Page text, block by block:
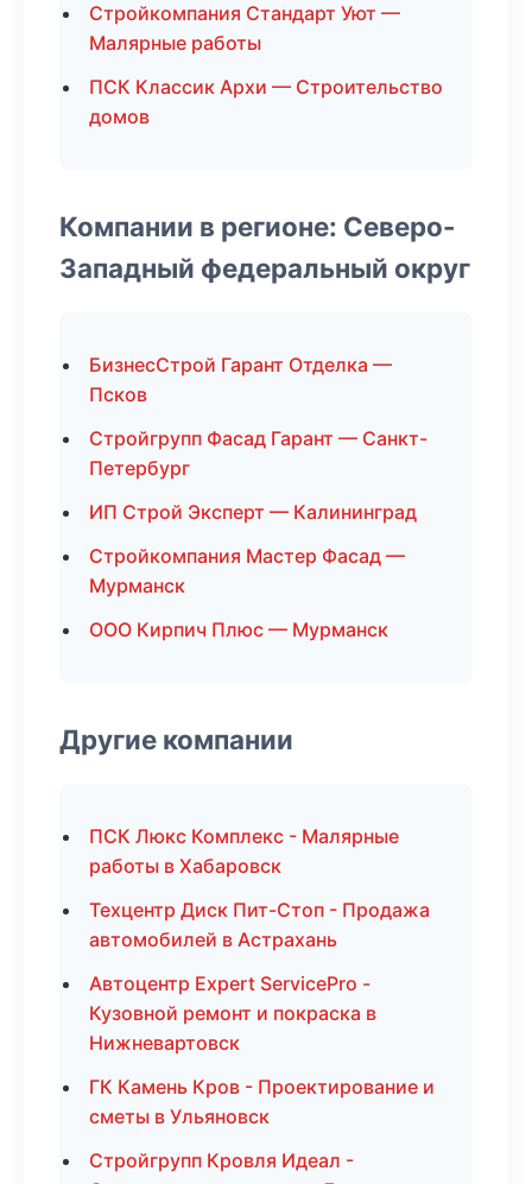
Стройкомпания Стандарт Уют —
Малярные работы
ПСК Классик Архи — Строительство
домов
Компании в регионе: Северо-
Западный федеральный округ
БизнесСтрой Гарант Отделка —
Псков
Стройгрупп Фасад Гарант — Санкт-
Петербург
ИП Строй Эксперт — Калининград
Стройкомпания Мастер Фасад —
Мурманск
ООО Кирпич Плюс — Мурманск
Другие компании
ПСК Люкс Комплекс - Малярные
работы в Хабаровск
Техцентр Диск Пит-Стоп - Продажа
автомобилей в Астрахань
Автоцентр Expert ServicePro -
Кузовной ремонт и покраска в
Нижневартовск
ГК Камень Кров - Проектирование и
сметы в Ульяновск
Стройгрупп Кровля Идеал -